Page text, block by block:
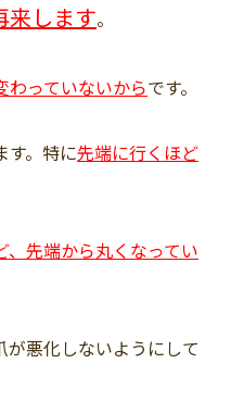
来します。
わっていないからです。
す。特に先端に行くほど
先端から丸くなってい
悪化しないようにして